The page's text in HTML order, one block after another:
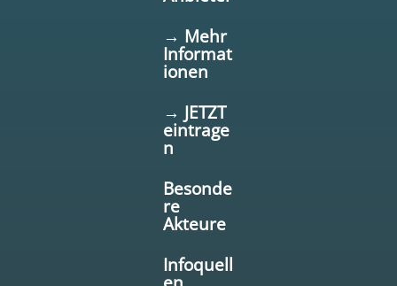
→ Mehr
Informat
ionen
→ JETZT
eintrage
n
Besonde
re
Akteure
Infoquell